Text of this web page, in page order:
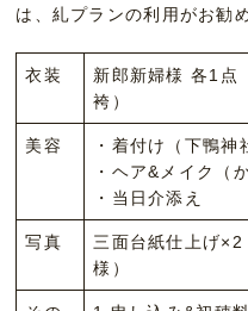
は、糺プランの利用がお勧
衣装
新郎新婦様 各1点
袴）
美容
・着付け（下鴨神
・ヘア&メイク（
・当日介添え
写真
三面台紙仕上げ×2
様）